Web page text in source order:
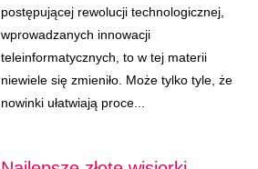
postępującej rewolucji technologicznej,
wprowadzanych innowacji
teleinformatycznych, to w tej materii
niewiele się zmieniło. Może tylko tyle, że
nowinki ułatwiają proce...